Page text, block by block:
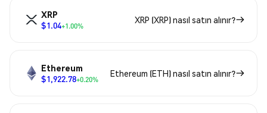
XRP
$1.04+1.00%
XRP (XRP) nasıl satın alınır?
Ethereum
$1,922.78+0.20%
Ethereum (ETH) nasıl satın alınır?